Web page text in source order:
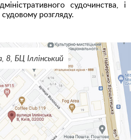
судочинства, і
судовому розгляду.
8, БЦ Іллінський